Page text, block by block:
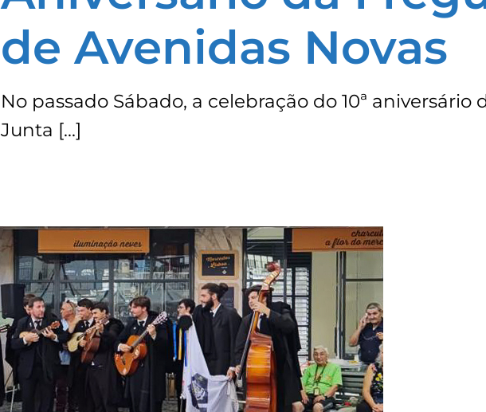
de Avenidas Novas
No passado Sábado, a celebração do 10ª aniversário
Junta […]